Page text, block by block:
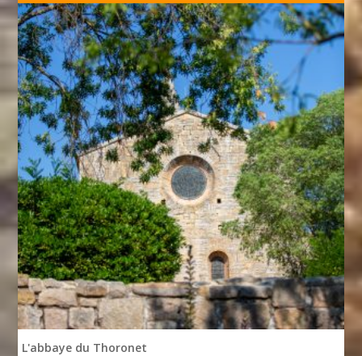
L'abbaye du Thoronet